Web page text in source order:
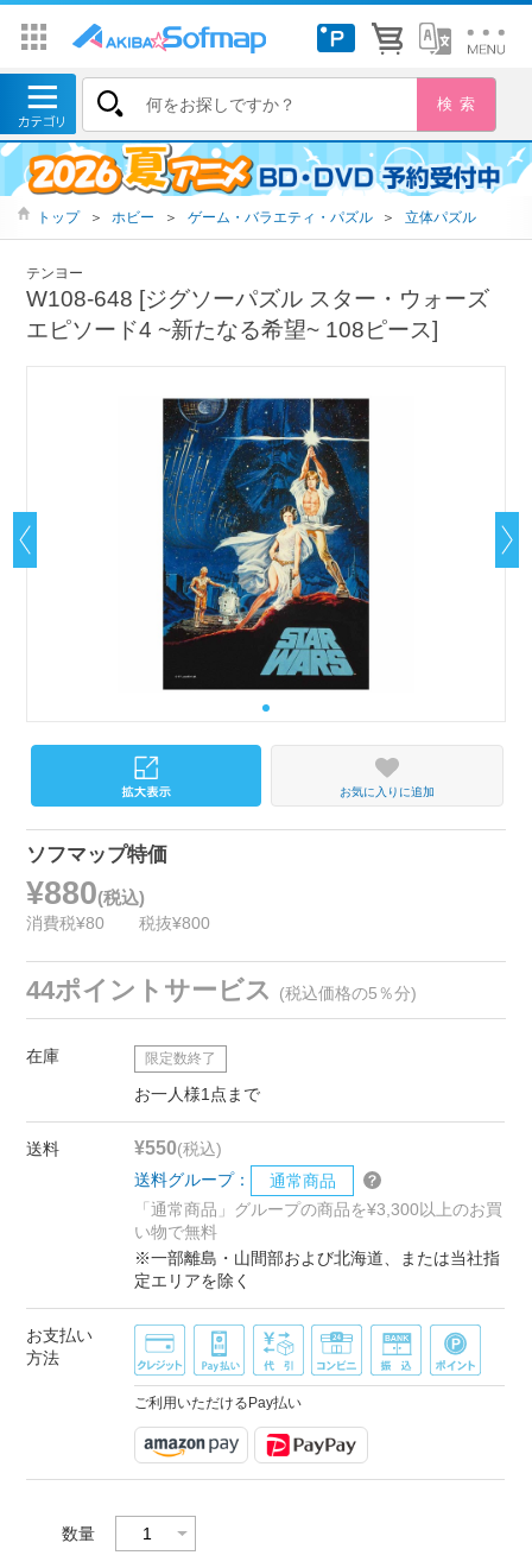
トップ ＞ ホビー ＞ ゲーム・バラエティ・パズル ＞ 立体パズル
テンヨー
W108-648 [ジグソーパズル スター・ウォーズ
エピソード4 ~新たなる希望~ 108ピース]
お気に入りに追加
ソフマップ特価
¥880(税込)
消費税¥80 税抜¥800
44ポイントサービス (税込価格の5％分)
在庫 限定数終了
お一人様1点まで
送料 ¥550(税込)
送料グループ：
通常商品
「通常商品」グループの商品を¥3,300以上のお買
い物で無料
※一部離島・山間部および北海道、または当社指
定エリアを除く
お支払い
方法
ご利用いただけるPay払い
数量